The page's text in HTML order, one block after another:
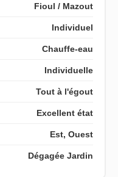
Fioul / Mazout
Individuel
Chauffe-eau
Individuelle
Tout à l'égout
Excellent état
Est, Ouest
Dégagée Jardin